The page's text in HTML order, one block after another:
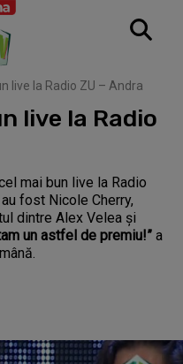
live la Radio ZU – Andra
live la Radio
mai bun live la Radio
fost Nicole Cherry,
dintre Alex Velea şi
un astfel de premiu!” a